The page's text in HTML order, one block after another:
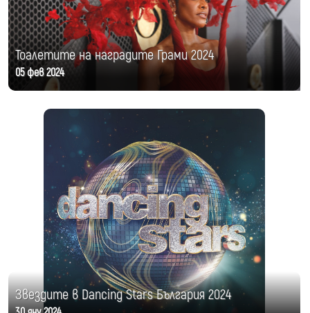
Тоалетите на наградите Грами 2024
05 фев 2024
Звездите в Dancing Stars България 2024